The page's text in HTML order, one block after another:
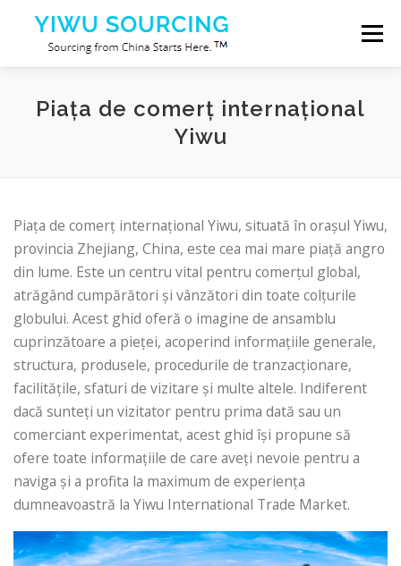
Sari la conținut
Meniu
Servicii Orașul Yiwu Blog Despre noi
Piața de comerț internațional
Yiwu
Piața de comerț internațional Yiwu, situată în orașul Yiwu,
provincia Zhejiang, China, este cea mai mare piață angro
din lume. Este un centru vital pentru comerțul global,
atrăgând cumpărători și vânzători din toate colțurile
globului. Acest ghid oferă o imagine de ansamblu
cuprinzătoare a pieței, acoperind informațiile generale,
structura, produsele, procedurile de tranzacționare,
facilitățile, sfaturi de vizitare și multe altele. Indiferent
dacă sunteți un vizitator pentru prima dată sau un
comerciant experimentat, acest ghid își propune să
ofere toate informațiile de care aveți nevoie pentru a
naviga și a profita la maximum de experiența
dumneavoastră la Yiwu International Trade Market.